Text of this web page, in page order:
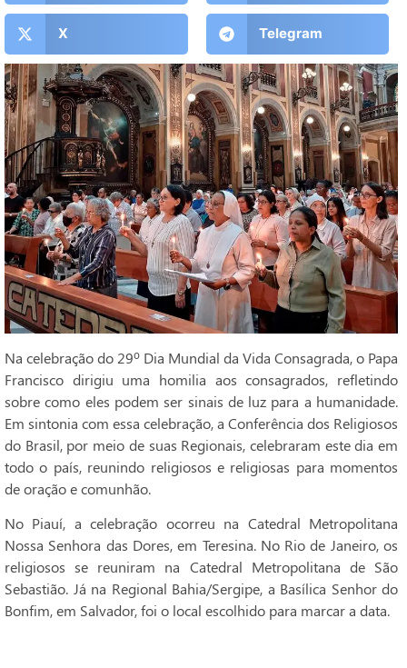
X Telegram
Na celebração do 29º Dia Mundial da Vida Consagrada, o Papa
Francisco dirigiu uma homilia aos consagrados, refletindo
sobre como eles podem ser sinais de luz para a humanidade.
Em sintonia com essa celebração, a Conferência dos Religiosos
do Brasil, por meio de suas Regionais, celebraram este dia em
todo o país, reunindo religiosos e religiosas para momentos
de oração e comunhão.
No Piauí, a celebração ocorreu na Catedral Metropolitana
Nossa Senhora das Dores, em Teresina. No Rio de Janeiro, os
religiosos se reuniram na Catedral Metropolitana de São
Sebastião. Já na Regional Bahia/Sergipe, a Basílica Senhor do
Bonfim, em Salvador, foi o local escolhido para marcar a data.